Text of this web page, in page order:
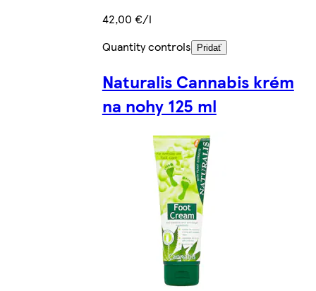
42,00 €/l
Quantity controls
Pridať
Naturalis Cannabis krém
na nohy 125 ml